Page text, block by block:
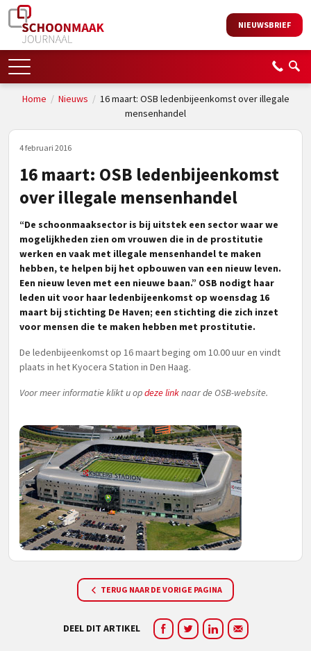
NIEUWSBRIEF
Home / Nieuws / 16 maart: OSB ledenbijeenkomst over illegale
mensenhandel
4 februari 2016
16 maart: OSB ledenbijeenkomst
over illegale mensenhandel
“De schoonmaaksector is bij uitstek een sector waar we
mogelijkheden zien om vrouwen die in de prostitutie
werken en vaak met illegale mensenhandel te maken
hebben, te helpen bij het opbouwen van een nieuw leven.
Een nieuw leven met een nieuwe baan.” OSB nodigt haar
leden uit voor haar ledenbijeenkomst op woensdag 16
maart bij stichting De Haven; een stichting die zich inzet
voor mensen die te maken hebben met prostitutie.
De ledenbijeenkomst op 16 maart beging om 10.00 uur en vindt
plaats in het Kyocera Station in Den Haag.
Voor meer informatie klikt u opdeze linknaar de OSB-website.
TERUG NAAR DE VORIGE PAGINA
DEEL DIT ARTIKEL